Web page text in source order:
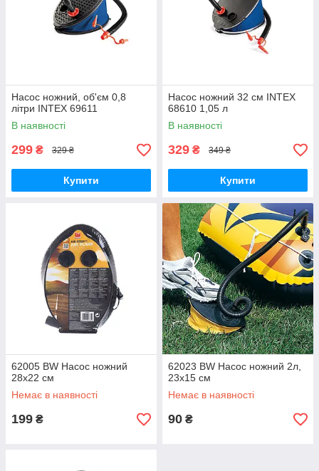
Насос ножний, об'єм 0,8
літри INTEX 69611
В наявності
299 ₴ 329 ₴
Купити
Насос ножний 32 см ІNTEX
68610 1,05 л
В наявності
329 ₴ 349 ₴
Купити
62005 BW Насос ножний
28х22 см
Немає в наявності
199 ₴
62023 BW Насос ножний 2л,
23х15 см
Немає в наявності
90 ₴